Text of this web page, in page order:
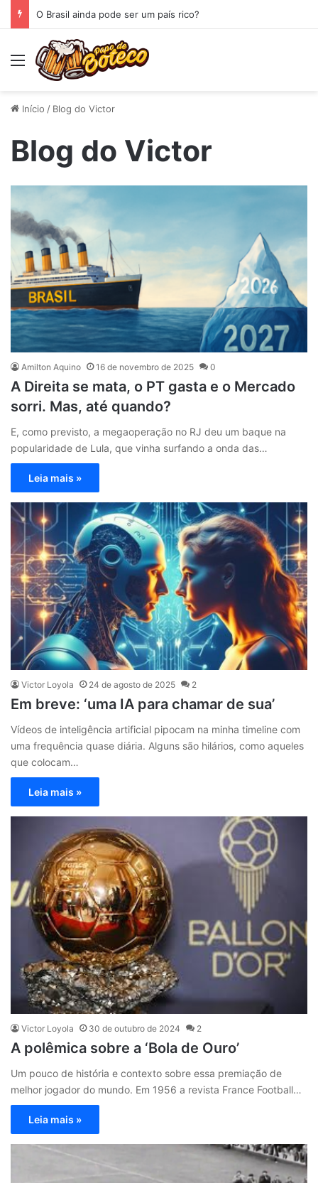
O Brasil ainda pode ser um país rico?
Menu
Início / Blog do Victor
Blog do Victor
Amilton Aquino 16 de novembro de 2025 0
A Direita se mata, o PT gasta e o Mercado
sorri. Mas, até quando?
E, como previsto, a megaoperação no RJ deu um baque na
popularidade de Lula, que vinha surfando a onda das…
Leia mais »
Victor Loyola 24 de agosto de 2025 2
Em breve: ‘uma IA para chamar de sua’
Vídeos de inteligência artificial pipocam na minha timeline com
uma frequência quase diária. Alguns são hilários, como aqueles
que colocam…
Leia mais »
Victor Loyola 30 de outubro de 2024 2
A polêmica sobre a ‘Bola de Ouro’
Um pouco de história e contexto sobre essa premiação de
melhor jogador do mundo. Em 1956 a revista France Football…
Leia mais »